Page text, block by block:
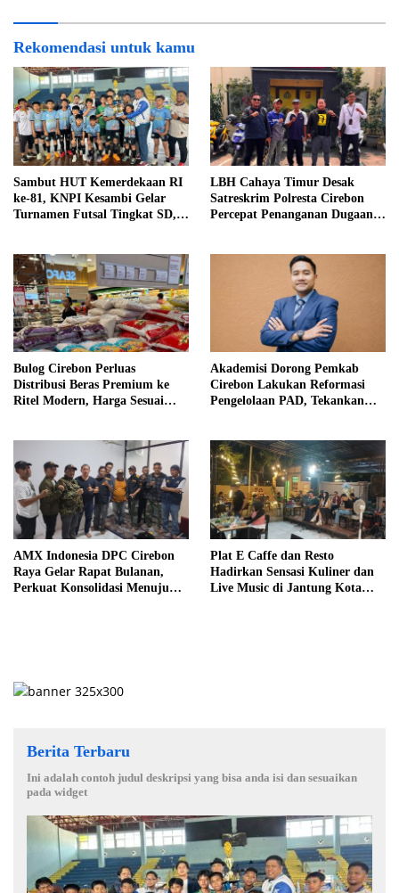
Rekomendasi untuk kamu
Sambut HUT Kemerdekaan RI
ke-81, KNPI Kesambi Gelar
Turnamen Futsal Tingkat SD,
LBH Cahaya Timur Desak
Satreskrim Polresta Cirebon
Percepat Penanganan Dugaan
Bulog Cirebon Perluas
Distribusi Beras Premium ke
Ritel Modern, Harga Sesuai
Akademisi Dorong Pemkab
Cirebon Lakukan Reformasi
Pengelolaan PAD, Tekankan
AMX Indonesia DPC Cirebon
Raya Gelar Rapat Bulanan,
Perkuat Konsolidasi Menuju
Plat E Caffe dan Resto
Hadirkan Sensasi Kuliner dan
Live Music di Jantung Kota
Berita Terbaru
Ini adalah contoh judul deskripsi yang bisa anda isi dan sesuaikan
pada widget